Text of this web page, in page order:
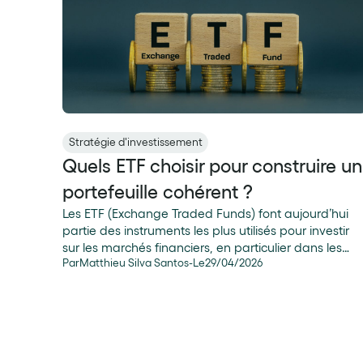
Stratégie d'investissement
Quels ETF choisir pour construire un
portefeuille cohérent ?
Les ETF (Exchange Traded Funds) font aujourd’hui
partie des instruments les plus utilisés pour investir
sur les marchés financiers, en particulier dans les
stratégies de gestion passive. À l’échelle mondiale,
ParMatthieu Silva Santos-Le29/04/2026